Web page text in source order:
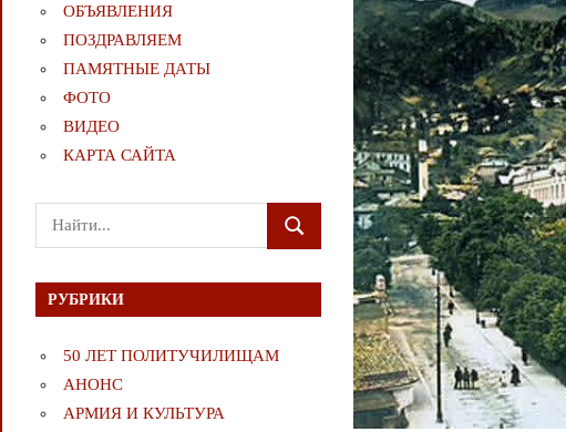
ОБЪЯВЛЕНИЯ
ПОЗДРАВЛЯЕМ
ПАМЯТНЫЕ ДАТЫ
ФОТО
ВИДЕО
КАРТА САЙТА
Поиск
для:
ПОИСК
РУБРИКИ
50 ЛЕТ ПОЛИТУЧИЛИЩАМ
АНОНС
АРМИЯ И КУЛЬТУРА